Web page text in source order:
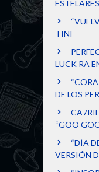
ESTELARES
TINI
LUCK RA
DE LOS
“GOO
“DÍA
VERSIÓN